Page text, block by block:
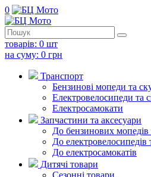
0
товарів: 0 шт
на суму: 0 грн
Транспорт
Бензинові мопеди та
Електровелосипеди та
Електросамокати
Запчастини та аксесуари
До бензинових мопедів
До електровелосипедів
До електросамокатів
Дитячі товари
Сезонні товари